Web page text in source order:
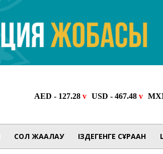
СОЛ ЖАҒАЛАУ ІЗДЕГЕНГЕ СҰРАҒАН